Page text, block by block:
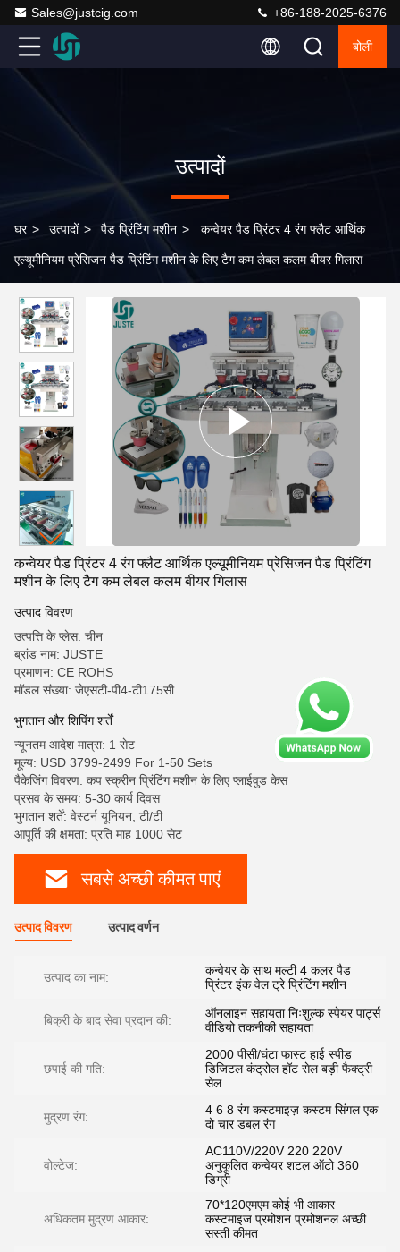
Sales@justcig.com +86-188-2025-6376
बोली
उत्पादों
घर > उत्पादों > पैड प्रिंटिंग मशीन > कन्वेयर पैड प्रिंटर 4 रंग फ्लैट आर्थिक
एल्यूमीनियम प्रेसिजन पैड प्रिंटिंग मशीन के लिए टैग कम लेबल कलम बीयर गिलास
कन्वेयर पैड प्रिंटर 4 रंग फ्लैट आर्थिक एल्यूमीनियम प्रेसिजन पैड प्रिंटिंग
मशीन के लिए टैग कम लेबल कलम बीयर गिलास
उत्पाद विवरण
उत्पत्ति के प्लेस: चीन
ब्रांड नाम: JUSTE
प्रमाणन: CE ROHS
मॉडल संख्या: जेएसटी-पी4-टी175सी
भुगतान और शिपिंग शर्तें
न्यूनतम आदेश मात्रा: 1 सेट
मूल्य: USD 3799-2499 For 1-50 Sets
पैकेजिंग विवरण: कप स्क्रीन प्रिंटिंग मशीन के लिए प्लाईवुड केस
प्रसव के समय: 5-30 कार्य दिवस
भुगतान शर्तें: वेस्टर्न यूनियन, टी/टी
आपूर्ति की क्षमता: प्रति माह 1000 सेट
सबसे अच्छी कीमत पाएं
उत्पाद विवरण उत्पाद वर्णन
उत्पाद का नाम:
कन्वेयर के साथ मल्टी 4 कलर पैड
प्रिंटर इंक वेल ट्रे प्रिंटिंग मशीन
बिक्री के बाद सेवा प्रदान की:
ऑनलाइन सहायता निःशुल्क स्पेयर पार्ट्स
वीडियो तकनीकी सहायता
छपाई की गति:
2000 पीसी/घंटा फास्ट हाई स्पीड
डिजिटल कंट्रोल हॉट सेल बड़ी फैक्ट्री
सेल
मुद्रण रंग:
4 6 8 रंग कस्टमाइज़ कस्टम सिंगल एक
दो चार डबल रंग
वोल्टेज:
AC110V/220V 220 220V
अनुकूलित कन्वेयर शटल ऑटो 360
डिग्री
अधिकतम मुद्रण आकार:
70*120एमएम कोई भी आकार
कस्टमाइज प्रमोशन प्रमोशनल अच्छी
सस्ती कीमत